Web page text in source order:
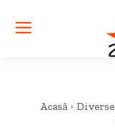
Acasă Diverse